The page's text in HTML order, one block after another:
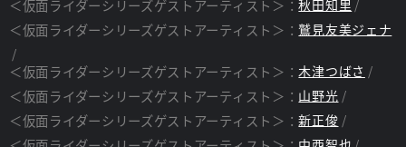
＜仮面ライダーシリーズゲストアーティスト＞：秋田知里
＜仮面ライダーシリーズゲストアーティスト＞：鷲見友美ジェナ
＜仮面ライダーシリーズゲストアーティスト＞：木津つばさ
＜仮面ライダーシリーズゲストアーティスト＞： 山野光
＜仮面ライダーシリーズゲストアーティスト＞：新正俊